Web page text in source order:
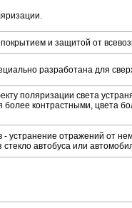
и защитой от
разработана для
поляризации света
более контрастными, цвета
отражений от
автобуса или